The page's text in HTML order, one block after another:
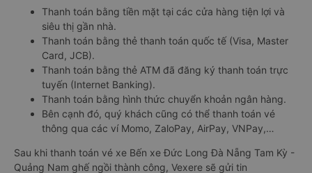
Thanh toán bằng tiền mặt tại các cửa hàng tiện lợi và
siêu thị gần nhà.
Thanh toán bằng thẻ thanh toán quốc tế (Visa, Master
Card, JCB).
Thanh toán bằng thẻ ATM đã đăng ký thanh toán trực
tuyến (Internet Banking).
Thanh toán bằng hình thức chuyển khoản ngân hàng.
Bên cạnh đó, quý khách cũng có thể thanh toán vé
thông qua các ví Momo, ZaloPay, AirPay, VNPay,…
Sau khi thanh toán vé xe Bến xe Đức Long Đà Nẵng Tam Kỳ -
Quảng Nam ghế ngồi thành công, Vexere sẽ gửi tin